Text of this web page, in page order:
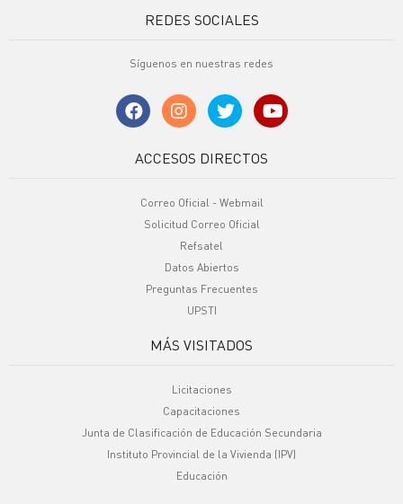
REDES SOCIALES
Síguenos en nuestras redes
ACCESOS DIRECTOS
Correo Oficial - Webmail
Solicitud Correo Oficial
Refsatel
Datos Abiertos
Preguntas Frecuentes
UPSTI
MÁS VISITADOS
Licitaciones
Capacitaciones
Junta de Clasificación de Educación Secundaria
Instituto Provincial de la Vivienda (IPV)
Educación